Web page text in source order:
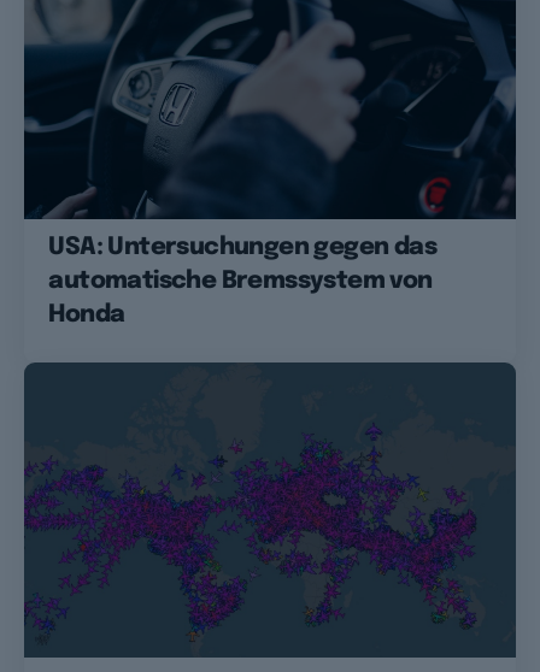
USA: Untersuchungen gegen das
automatische Bremssystem von
Honda